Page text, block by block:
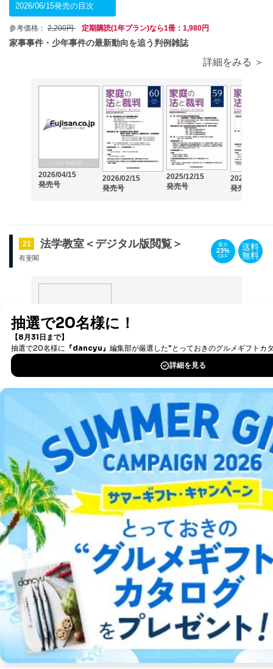
2026/06/15発売の目次
参考価格： 2,200円 定期購読(1年プラン)なら1冊：1,980円
家事事件・少年事件の最新動向を追う判例雑誌
詳細をみる ＞
2026/04/15
発売号
2026/02/15
発売号
2025/12/15
発売号
2025/10/15
発売号
21 法学教室＜デジタル版閲覧＞
有斐閣
最大
23%
OFF
送料
無料
定期購読(2年（デジタル版閲覧付）プラン)なら1冊：
法律文献をPDFでいつでも閲覧可能！抜群の検索性と読みやすさ
を誇るデジタル版
詳細をみる ＞
2026/06/26
発売号
2026/05/28
発売号
2026/04/28
発売号
2026/03/27
発売号
全21件中